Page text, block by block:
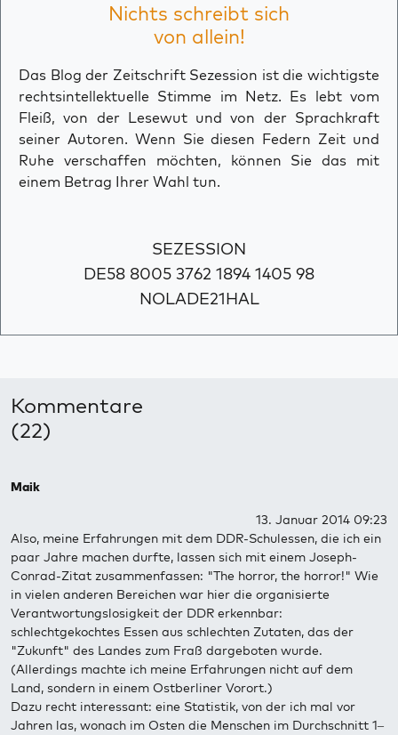
Nichts schreibt sich
von allein!
Das Blog der Zeitschrift Sezession ist die wichtigste
rechtsintellektuelle Stimme im Netz. Es lebt vom
Fleiß, von der Lesewut und von der Sprachkraft
seiner Autoren. Wenn Sie diesen Federn Zeit und
Ruhe verschaffen möchten, können Sie das mit
einem Betrag Ihrer Wahl tun.
SEZESSION
DE58 8005 3762 1894 1405 98
NOLADE21HAL
Kommentare
(22)
Maik
13. Januar 2014 09:23
Also, meine Erfahrungen mit dem DDR-Schulessen, die ich ein
paar Jahre machen durfte, lassen sich mit einem Joseph-
Conrad-Zitat zusammenfassen: "The horror, the horror!" Wie
in vielen anderen Bereichen war hier die organisierte
Verantwortungslosigkeit der DDR erkennbar:
schlechtgekochtes Essen aus schlechten Zutaten, das der
"Zukunft" des Landes zum Fraß dargeboten wurde.
(Allerdings machte ich meine Erfahrungen nicht auf dem
Land, sondern in einem Ostberliner Vorort.)
Dazu recht interessant: eine Statistik, von der ich mal vor
Jahren las, wonach im Osten die Menschen im Durchschnitt 1–